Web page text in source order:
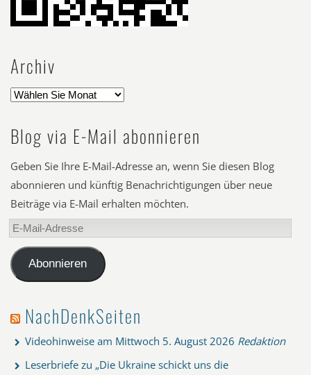
Archiv
Blog via E-Mail abonnieren
Geben Sie Ihre E-Mail-Adresse an, wenn Sie diesen Blog
abonnieren und künftig Benachrichtigungen über neue
Beiträge via E-Mail erhalten möchten.
E-
Mail-
AdresseAbonnieren
NachDenkSeiten
Videohinweise am Mittwoch 5. August 2026 Redaktion
Leserbriefe zu „Die Ukraine schickt uns die